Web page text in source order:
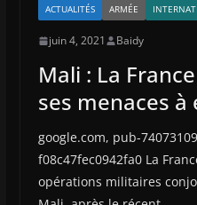
ACTUALITÉS ARMÉE
juin 4, 2021 Baidy
Mali : La
ses menaces à
google.com, pub-
f08c47fec0942fa0 La
opérations militaires